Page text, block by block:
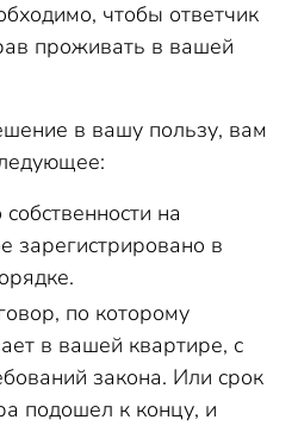
чтобы ответчик
проживать в вашей
в вашу пользу, вам
на
зарегистрировано в
по которому
в вашей квартире, с
закона. Или срок
подошел к концу, и